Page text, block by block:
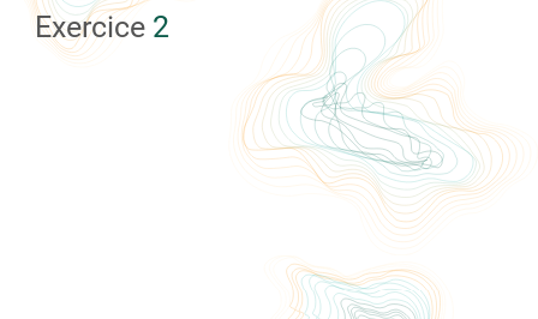
Exercice 2